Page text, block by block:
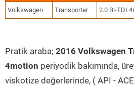
Volkswagen Transporter 2.0 Bi-TDI
Pratik araba; 2016 Volkswagen
4motion periyodik bakımında,
viskotize değerlerinde, ( API -